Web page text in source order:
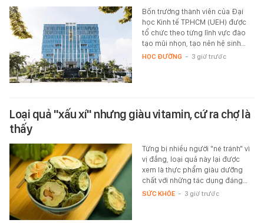
Bốn trường thành viên của Đại
học Kinh tế TP.HCM (UEH) được
tổ chức theo từng lĩnh vực đào
tạo mũi nhọn, tạo nên hệ sinh…
HỌC ĐƯỜNG - 3 giờ trước
Loại quả "xấu xí" nhưng giàu vitamin, cứ ra chợ là
thấy
Từng bị nhiều người "né tránh" vì
vị đắng, loại quả này lại được
xem là thực phẩm giàu dưỡng
chất với những tác dụng đáng…
SỨC KHỎE - 3 giờ trước